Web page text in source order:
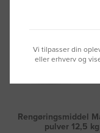
Rengøringsmiddel
pulver 12,5 kg
Vi tilpasser din
eller erhverv og